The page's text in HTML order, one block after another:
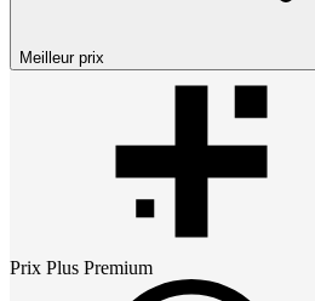
Meilleur prix
Prix Plus Premium